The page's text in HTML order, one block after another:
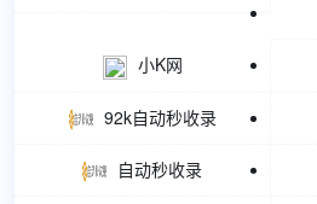
小K网
92k自动秒收录
自动秒收录